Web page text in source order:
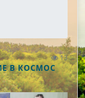
13
В КОСМОС